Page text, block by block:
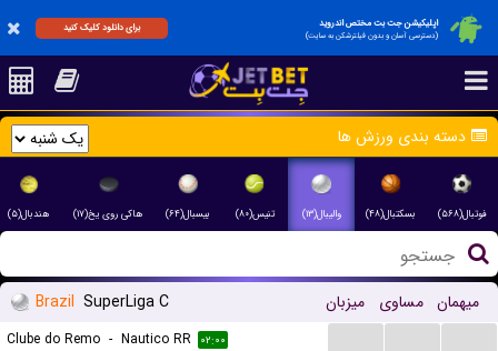
اپلیکیشن جت بت مختص اندروید
(دسترسی آسان و بدون فیلترشکن به سایت)
برای دانلود کلیک کنید
دسته بندی ورزش ها
فوتبال(۵۶۸) بسکتبال(۴۸) والیبال(۱۳) تنیس(۸۰) بیسبال(۶۴) هاکی روی یخ(۱۷) هندبال(۵)
Brazil SuperLiga C میزبان مساوی میهمان
Clube do Remo - Nautico RR ۰۲:۰۰